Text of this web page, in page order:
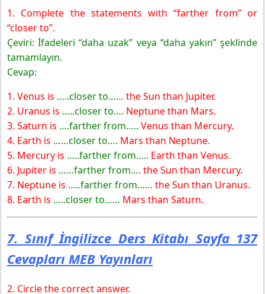
1. Complete the statements with “farther from” or
“closer to”.
Çeviri: İfadeleri “daha uzak” veya “daha yakın” şeklinde
tamamlayın.
Cevap:
1. Venus is …..closer to…… the Sun than Jupiter.
2. Uranus is …..closer to…. Neptune than Mars.
3. Saturn is ….farther from….. Venus than Mercury.
4. Earth is ……closer to…. Mars than Neptune.
5. Mercury is …..farther from….. Earth than Venus.
6. Jupiter is ……farther from…. the Sun than Mercury.
7. Neptune is …..farther from…… the Sun than Uranus.
8. Earth is …..closer to…… Mars than Saturn.
7. Sınıf İngilizce Ders Kitabı Sayfa 137
Cevapları MEB Yayınları
2. Circle the correct answer.